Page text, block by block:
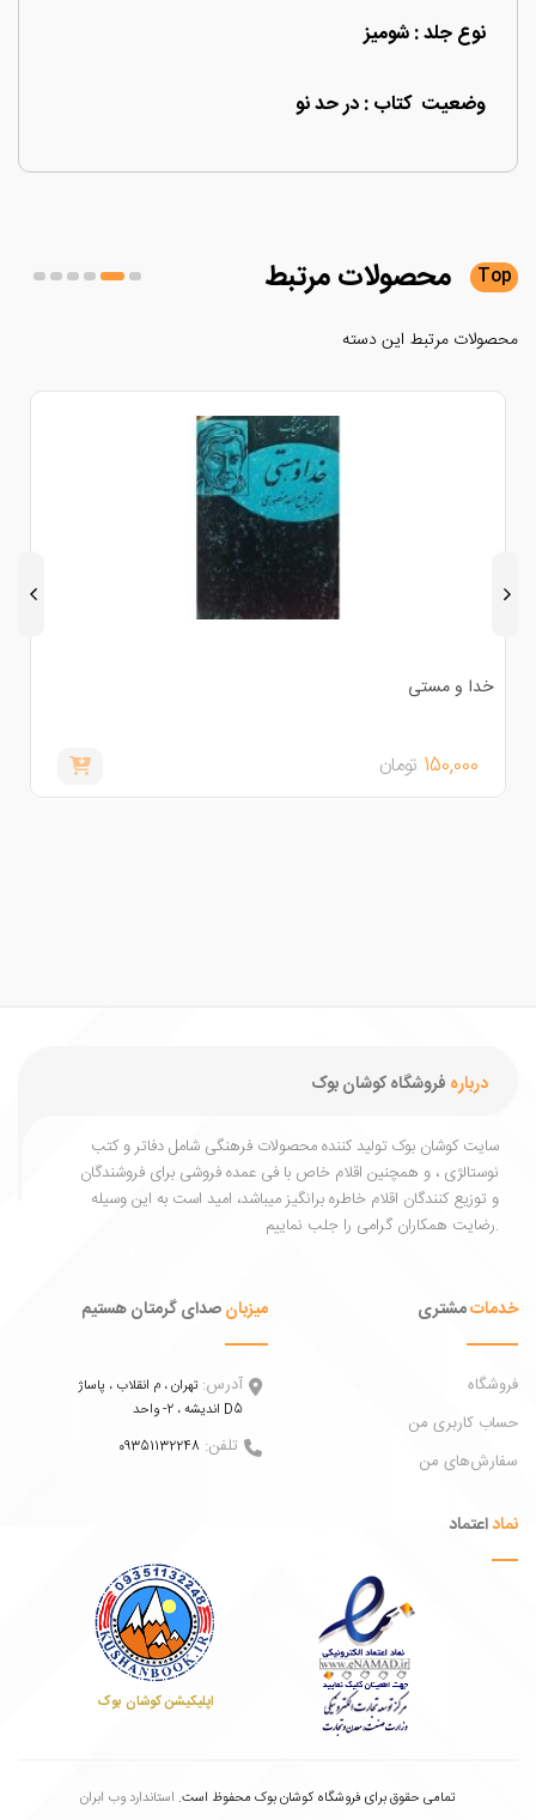
نوع جلد : شومیز
وضعیت کتاب : در حد نو
محصولاتمرتبط
مرتبط این دسته
و مستی
150,000تومان
فروشگاه کوشان بوک
کوشان بوک تولید کننده محصولات فرهنگی شامل دفاتر و کتب
، و همچنین اقلام خاص با فی عمده فروشی برای فروشندگان
کنندگان اقلام خاطره برانگیز میباشد، امید است به این وسیله
مشتری
کاربری من
من
صدای گرمتان هستیم
آدرس:تهران ، م انقلاب ، پاساژ
تلفن:09351132248
اپلیکیشن کوشان بوک
تمامی حقوق برای فروشگاه کوشان بوک محفوظ است.استاندارد وب ابران